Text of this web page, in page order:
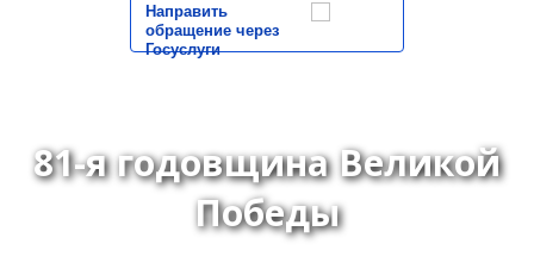
Направить
обращение через
Госуслуги
81-я годовщина Великой
Победы